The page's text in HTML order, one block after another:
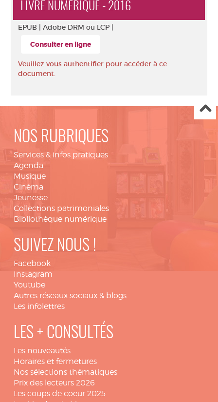
LIVRE NUMÉRIQUE - 2016
EPUB | Adobe DRM ou LCP |
Consulter en ligne
Veuillez vous authentifier pour accéder à ce
document.
NOS RUBRIQUES
Services & infos pratiques
Agenda
Musique
Cinéma
Jeunesse
Collections patrimoniales
Bibliothèque numérique
SUIVEZ NOUS !
Facebook
Instagram
Youtube
Autres réseaux sociaux & blogs
Les infolettres
LES + CONSULTÉS
Les nouveautés
Horaires et fermetures
Nos sélections thématiques
Prix des lecteurs 2026
Les coups de coeur 2025